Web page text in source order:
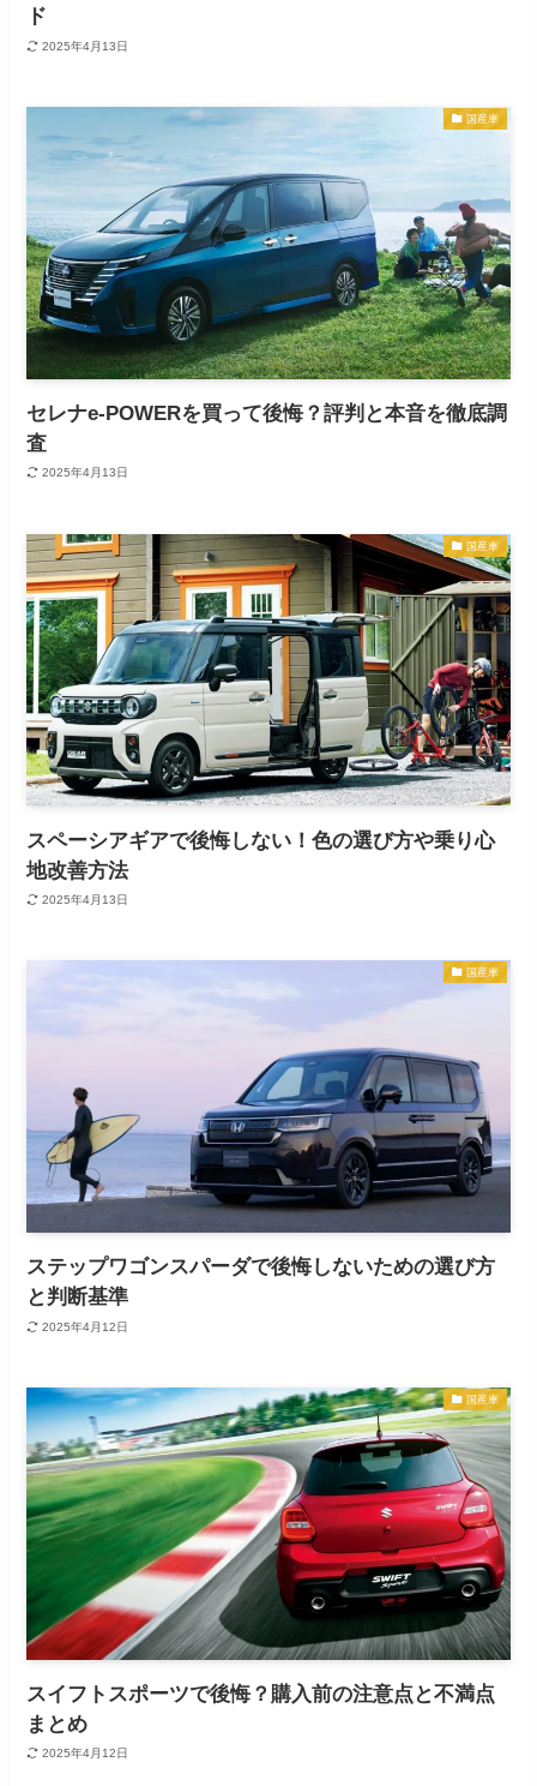
ド
2025年4月13日
国産車
セレナe-POWERを買って後悔？評判と本音を徹底調
査
2025年4月13日
国産車
スペーシアギアで後悔しない！色の選び方や乗り心
地改善方法
2025年4月13日
国産車
ステップワゴンスパーダで後悔しないための選び方
と判断基準
2025年4月12日
国産車
スイフトスポーツで後悔？購入前の注意点と不満点
まとめ
2025年4月12日